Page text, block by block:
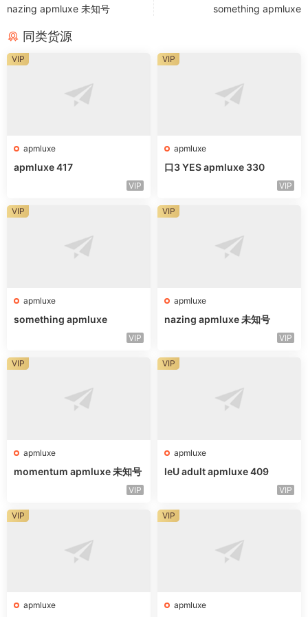
nazing apmluxe 未知号 something apmluxe
同类货源
apmluxe
apmluxe 417
VIP
VIP
apmluxe
口3 YES apmluxe 330
VIP
VIP
apmluxe
something apmluxe
VIP
VIP
apmluxe
nazing apmluxe 未知号
VIP
VIP
apmluxe
momentum apmluxe 未知号
VIP
VIP
apmluxe
leU adult apmluxe 409
VIP
VIP
apmluxe
VIP
apmluxe
VIP